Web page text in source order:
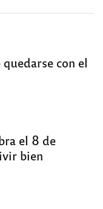
con el
el 8 de
bien